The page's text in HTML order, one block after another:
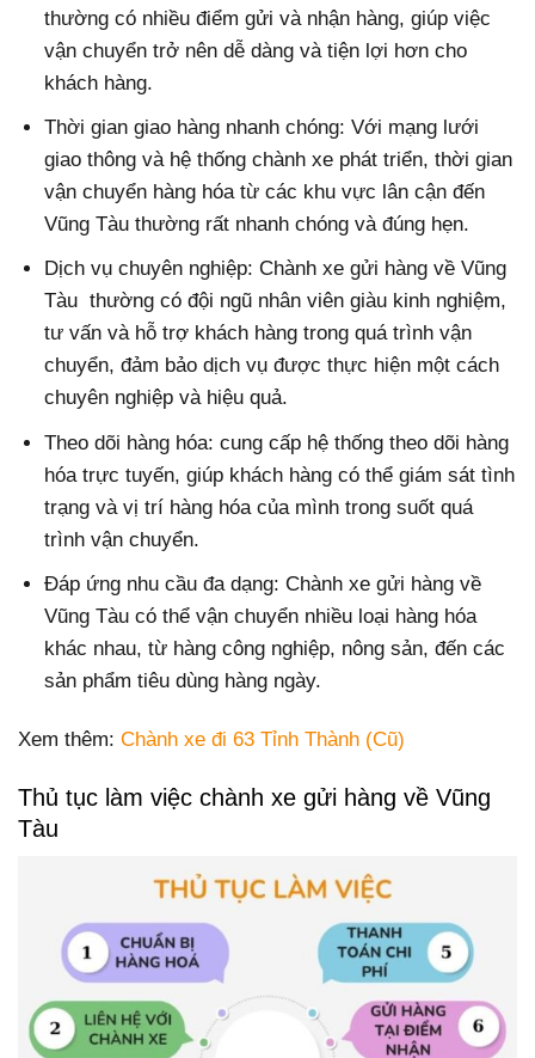
thường có nhiều điểm gửi và nhận hàng, giúp việc
vận chuyển trở nên dễ dàng và tiện lợi hơn cho
khách hàng.
Thời gian giao hàng nhanh chóng: Với mạng lưới
giao thông và hệ thống chành xe phát triển, thời gian
vận chuyển hàng hóa từ các khu vực lân cận đến
Vũng Tàu thường rất nhanh chóng và đúng hẹn.
Dịch vụ chuyên nghiệp: Chành xe gửi hàng về Vũng
Tàu thường có đội ngũ nhân viên giàu kinh nghiệm,
tư vấn và hỗ trợ khách hàng trong quá trình vận
chuyển, đảm bảo dịch vụ được thực hiện một cách
chuyên nghiệp và hiệu quả.
Theo dõi hàng hóa: cung cấp hệ thống theo dõi hàng
hóa trực tuyến, giúp khách hàng có thể giám sát tình
trạng và vị trí hàng hóa của mình trong suốt quá
trình vận chuyển.
Đáp ứng nhu cầu đa dạng: Chành xe gửi hàng về
Vũng Tàu có thể vận chuyển nhiều loại hàng hóa
khác nhau, từ hàng công nghiệp, nông sản, đến các
sản phẩm tiêu dùng hàng ngày.
Xem thêm: Chành xe đi 63 Tỉnh Thành (Cũ)
Thủ tục làm việc chành xe gửi hàng về Vũng
Tàu